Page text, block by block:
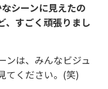
シーンに見えたの
、すごく頑張りまし
ンは、みんなビジュ
てください。(笑)